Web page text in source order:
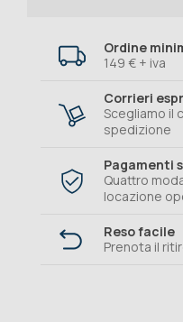
Ordine
149 € + iva
Corrieri
Scegliamo il
spedizione
Pagamenti
Quattro
locazione
Reso facile
Prenota il